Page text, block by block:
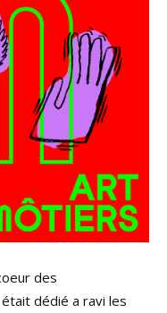
des
dédié a ravi les